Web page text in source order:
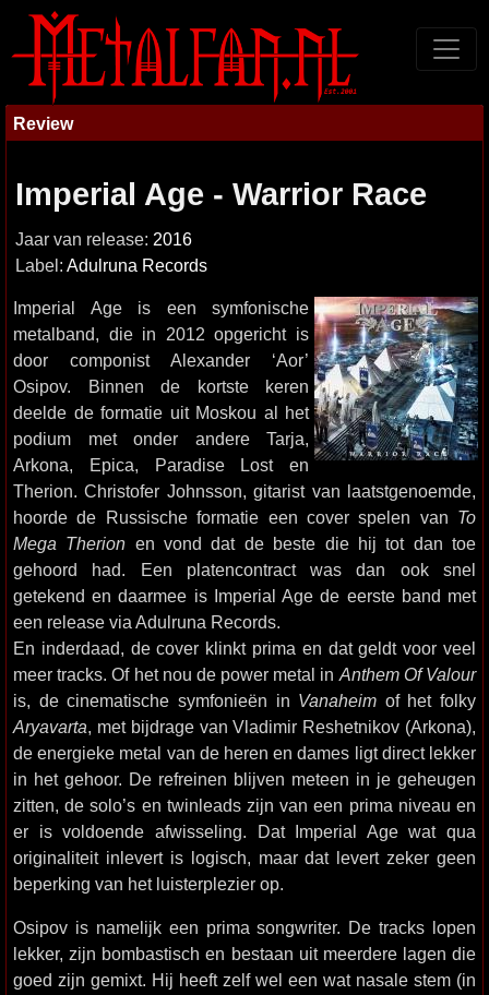
Review
Imperial Age - Warrior Race
Jaar van release: 2016
Label: Adulruna Records
Imperial Age is een symfonische
metalband, die in 2012 opgericht is
door componist Alexander ‘Aor’
Osipov. Binnen de kortste keren
deelde de formatie uit Moskou al het
podium met onder andere Tarja,
Arkona, Epica, Paradise Lost en
Therion. Christofer Johnsson, gitarist van laatstgenoemde,
hoorde de Russische formatie een cover spelen van To
Mega Therion en vond dat de beste die hij tot dan toe
gehoord had. Een platencontract was dan ook snel
getekend en daarmee is Imperial Age de eerste band met
een release via Adulruna Records.
En inderdaad, de cover klinkt prima en dat geldt voor veel
meer tracks. Of het nou de power metal in Anthem Of Valour
is, de cinematische symfonieën in Vanaheim of het folky
Aryavarta, met bijdrage van Vladimir Reshetnikov (Arkona),
de energieke metal van de heren en dames ligt direct lekker
in het gehoor. De refreinen blijven meteen in je geheugen
zitten, de solo’s en twinleads zijn van een prima niveau en
er is voldoende afwisseling. Dat Imperial Age wat qua
originaliteit inlevert is logisch, maar dat levert zeker geen
beperking van het luisterplezier op.
Osipov is namelijk een prima songwriter. De tracks lopen
lekker, zijn bombastisch en bestaan uit meerdere lagen die
goed zijn gemixt. Hij heeft zelf wel een wat nasale stem (in